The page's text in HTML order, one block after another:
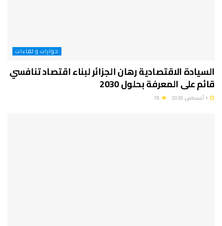
حوارات و لقاءات
السيادة الاقتصادية رهان الجزائر لبناء اقتصاد تنافسي
قائم على المعرفة بحلول 2030